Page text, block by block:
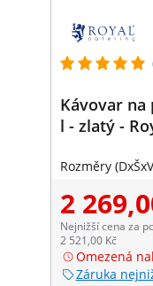
Kávovar na
l - zlatý -
Rozměry
2
Nejnižší cena za
2 521,00 Kč
Omezená
Záruka